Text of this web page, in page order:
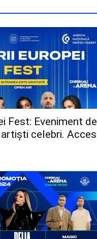
Fest: Eveniment de
celebri. Acces